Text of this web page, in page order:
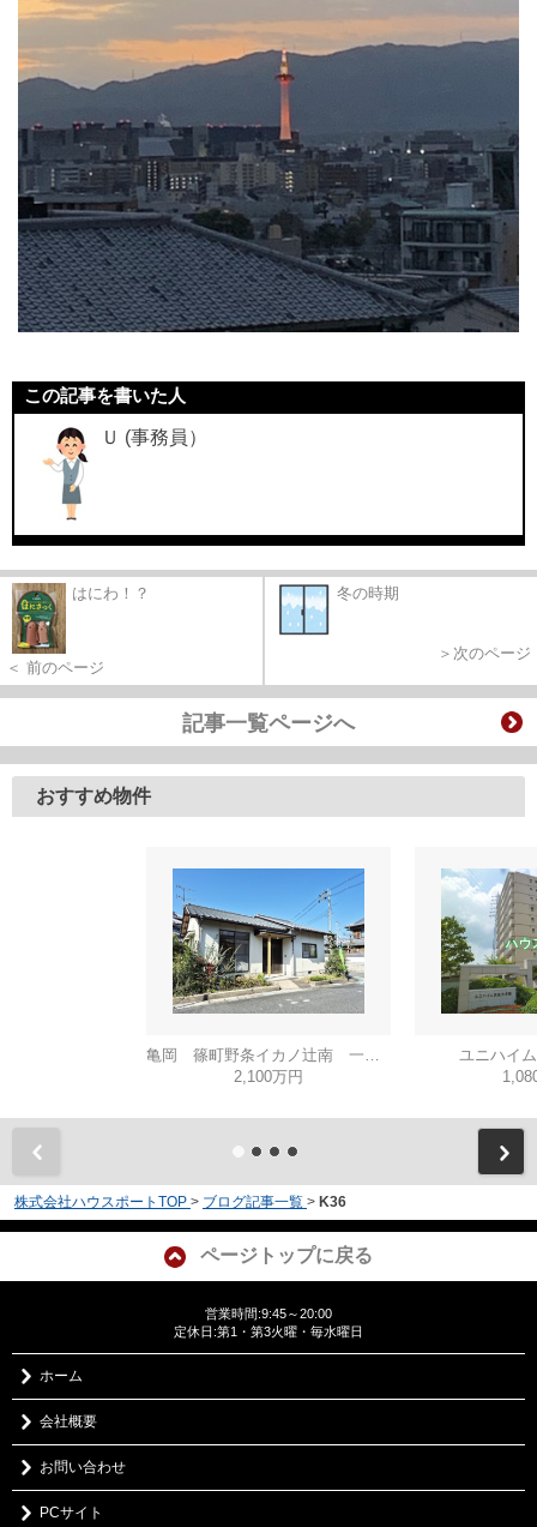
この記事を書いた人
Ｕ (事務員）
はにわ！？
＜ 前のページ
冬の時期
＞次のページ
記事一覧ページへ
おすすめ物件
亀岡 篠町野条イカノ辻南 一戸建
2,100万円
ユニハイ
株式会社ハウスポートTOP > ブログ記事一覧 > K36
ページトップに戻る
営業時間:9:45～20:00
定休日:第1・第3火曜・毎水曜日
ホーム
会社概要
お問い合わせ
PCサイト